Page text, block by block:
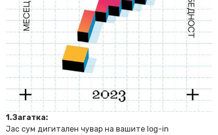
1.Загатка:
Јас сум дигитален чувар на вашите log-in